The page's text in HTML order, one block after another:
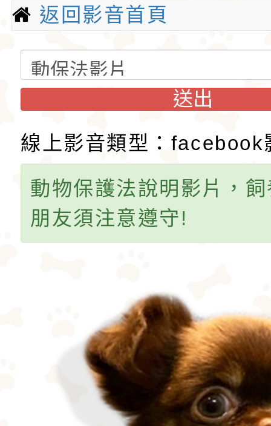
犬的狩獵與防範本能
似梗類犬的氣質。
娃娃成為家喻戶曉的
吉娃娃有堅韌的意志
警惕，動作迅速，以
格和嬌小的體型廣受
愛。吉娃娃犬犬不僅
小型玩具犬，同時
犬的狩獵與防範本能
似梗類犬的氣質。
1890年，墨西哥總
娃娃藏在花束裡，送
后阿德麗娜‧芭蒂（
Patti），後者對外
娃娃成為家喻戶曉的
返回影音首頁
送出
線上影音類型：facebook
動物保護法說明影片，
朋友須注意遵守!